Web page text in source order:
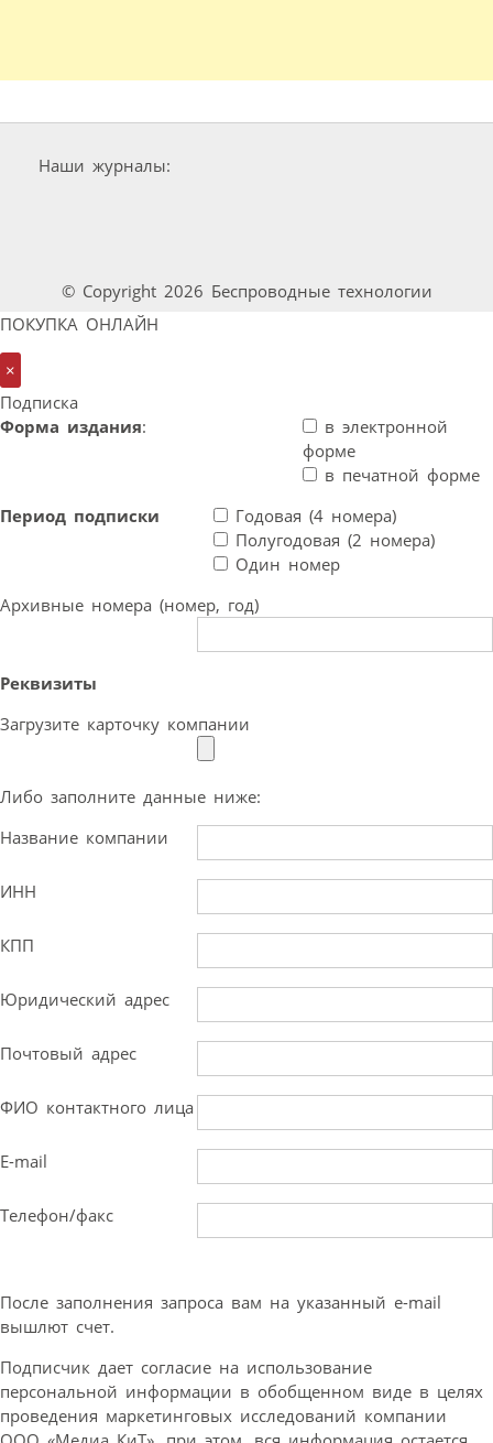
Наши журналы:
© Copyright 2026 Беспроводные технологии
ПОКУПКА ОНЛАЙН
×
Подписка
Форма издания:
в электронной
форме
в печатной форме
Период подписки
Годовая (4 номера)
Полугодовая (2 номера)
Один номер
Архивные номера (номер, год)
Реквизиты
Загрузите карточку компании
Либо заполните данные ниже:
Название компании
ИНН
КПП
Юридический адрес
Почтовый адрес
ФИО контактного лица
E-mail
Телефон/факс
После заполнения запроса вам на указанный e-mail
вышлют счет.
Подписчик дает согласие на использование
персональной информации в обобщенном виде в целях
проведения маркетинговых исследований компании